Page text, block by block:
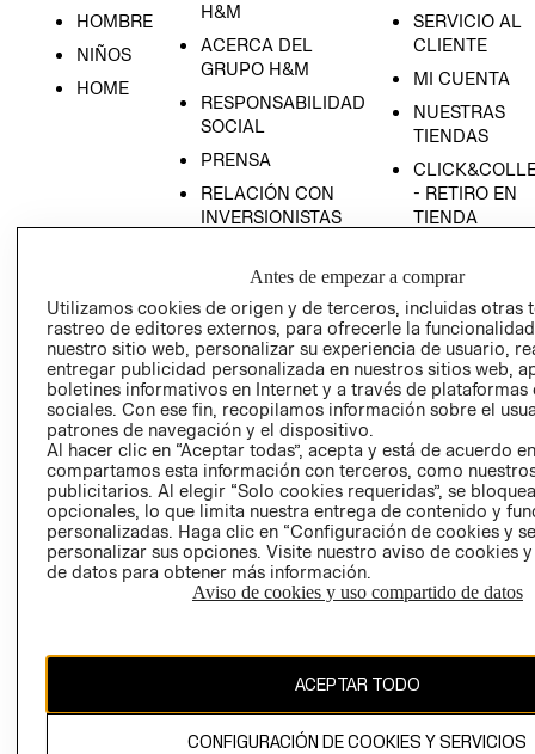
HOMBRE
NIÑOS
HOME
H&M
ACERCA DEL
GRUPO H&M
RESPONSABILIDAD
SOCIAL
PRENSA
RELACIÓN CON
INVERSIONISTAS
EMPRESARIAL
SERVICIO AL
CLIENTE
MI CUENTA
NUESTRAS
TIENDAS
- RETIRO EN
TIENDA
CONDICIONES
AVISO DE
PRIVACIDAD
GIFT CARD
AVISO DE
COOKIES
El contenido de esta página web está protegido por copyright y es
Antes de empezar a comprar
Utilizamos cookies de origen y de terceros, incluidas otras
rastreo de editores externos, para ofrecerle la
nuestro sitio web, personalizar su experiencia de usuario,
entregar publicidad personalizada en nuestros sitios web,
boletines informativos en Internet y a través de plataformas
sociales. Con ese fin, recopilamos información sobre el
patrones de navegación y el dispositivo.
Al hacer clic en “Aceptar todas”, acepta y está de acuerdo
compartamos esta información con terceros, como
publicitarios. Al elegir “Solo cookies requeridas”, se
opcionales, lo que limita nuestra entrega de contenido y
personalizadas. Haga clic en “Configuración de cookies y
personalizar sus opciones. Visite nuestro aviso de cookies
de datos para obtener más información.
Aviso de cookies y uso compartido de datos
ACEPTAR TODO
CONFIGURACIÓN DE COOKIES Y SERVICIOS